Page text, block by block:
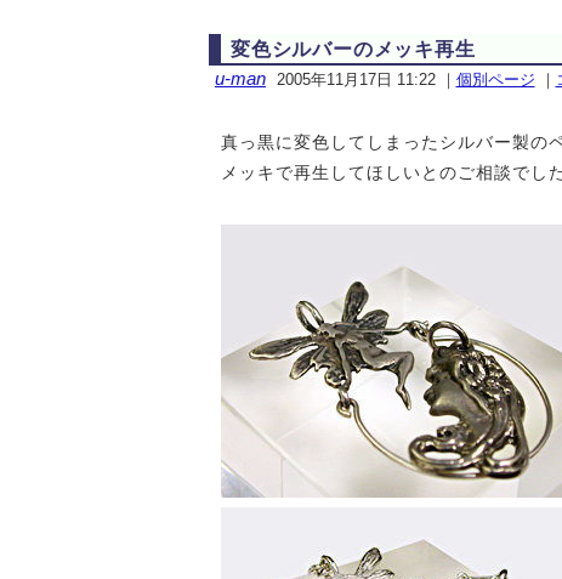
変色シルバーのメッキ再生
u-man 2005年11月17日 11:22｜ 個別ページ ｜
真っ黒に変色してしまったシルバー製の
メッキで再生してほしいとのご相談でした